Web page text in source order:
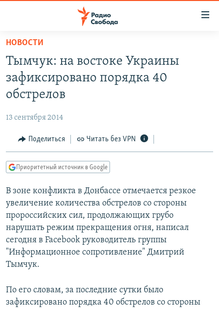
упрощенного
доступа
Вернуться
основному
Вернутся
Вернутся
поиску
ПОДКАСТЫ
АВТОРСКИЕ ПРОЕКТЫ
МНЕНИЯ
КУЛЬТУРА
КАВКАЗ.РЕАЛИИ
СЕВЕР.РЕАЛИИ
СИБИРЬ.РЕАЛИИ
РАСПИСАНИЕ ВЕЩАНИЯ
ПОДПИШИТЕСЬ НА РАССЫЛКУ
НОВОСТИ
Тымчук: на востоке Украины
зафиксировано порядка 40
обстрелов
13 сентября 2014
Поделиться Читать без VPN
Приоритетный источник в Google
В зоне конфликта в Донбассе отмечается резкое
увеличение количества обстрелов со стороны
пророссийских сил, продолжающих грубо
нарушать режим прекращения огня, написал
сегодня в Facebook руководитель группы
"Информационное сопротивление" Дмитрий
Тымчук.
По его словам, за последние сутки было
зафиксировано порядка 40 обстрелов со стороны